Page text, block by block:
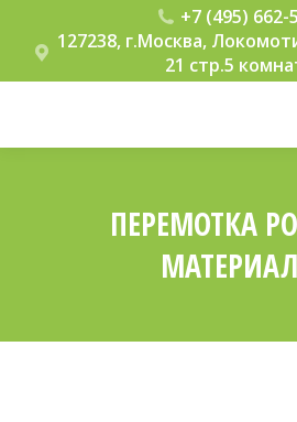
+7 (495) 662-
127238, г.Москва,
21 стр.5
ПЕРЕМОТКА